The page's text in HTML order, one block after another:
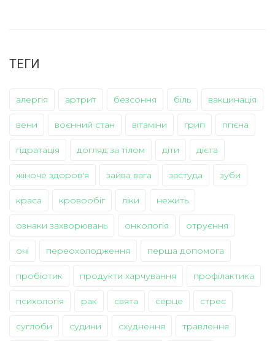
ТЕГИ
алергія артрит безсоння біль вакцинація
вени воєнний стан вітаміни грип гігієна
гідратація догляд за тілом діти дієта
жіноче здоров'я зайва вага застуда зуби
краса кровообіг ліки нежить
ознаки захворювань онкологія отруєння
очі переохолодження перша допомога
пробіотик продукти харчування профілактика
психологія рак свята серце стрес
суглоби судини схуднення травлення